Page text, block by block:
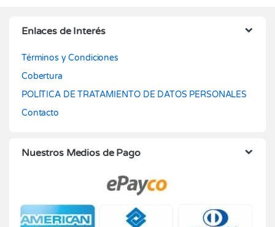
Enlaces de Interés
Términos y Condiciones
Cobertura
POLÍTICA DE TRATAMIENTO DE DATOS PERSONALES
Contacto
Nuestros Medios de Pago